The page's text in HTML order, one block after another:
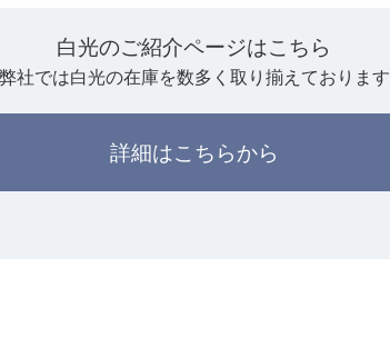
白光のご紹介ページはこちら
弊社では白光の在庫を数多く取り揃えております
詳細はこちらから